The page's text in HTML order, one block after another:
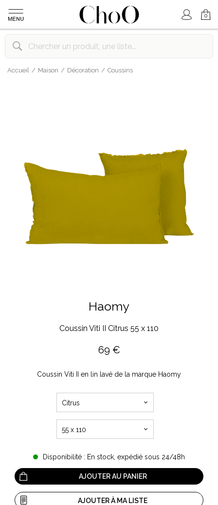
Mon Compte
0
Accueil Maison Décoration Coussins
Haomy
Coussin Viti II Citrus 55 x 110
69 €
Coussin Viti II en lin lavé de la marque Haomy
Citrus
55 x 110
Disponibilité : En stock, expédié sous 24/48h
AJOUTER AU PANIER
AJOUTER À MA LISTE